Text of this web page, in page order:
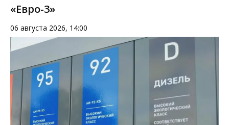
«Евро-3»
06 августа 2026, 14:00